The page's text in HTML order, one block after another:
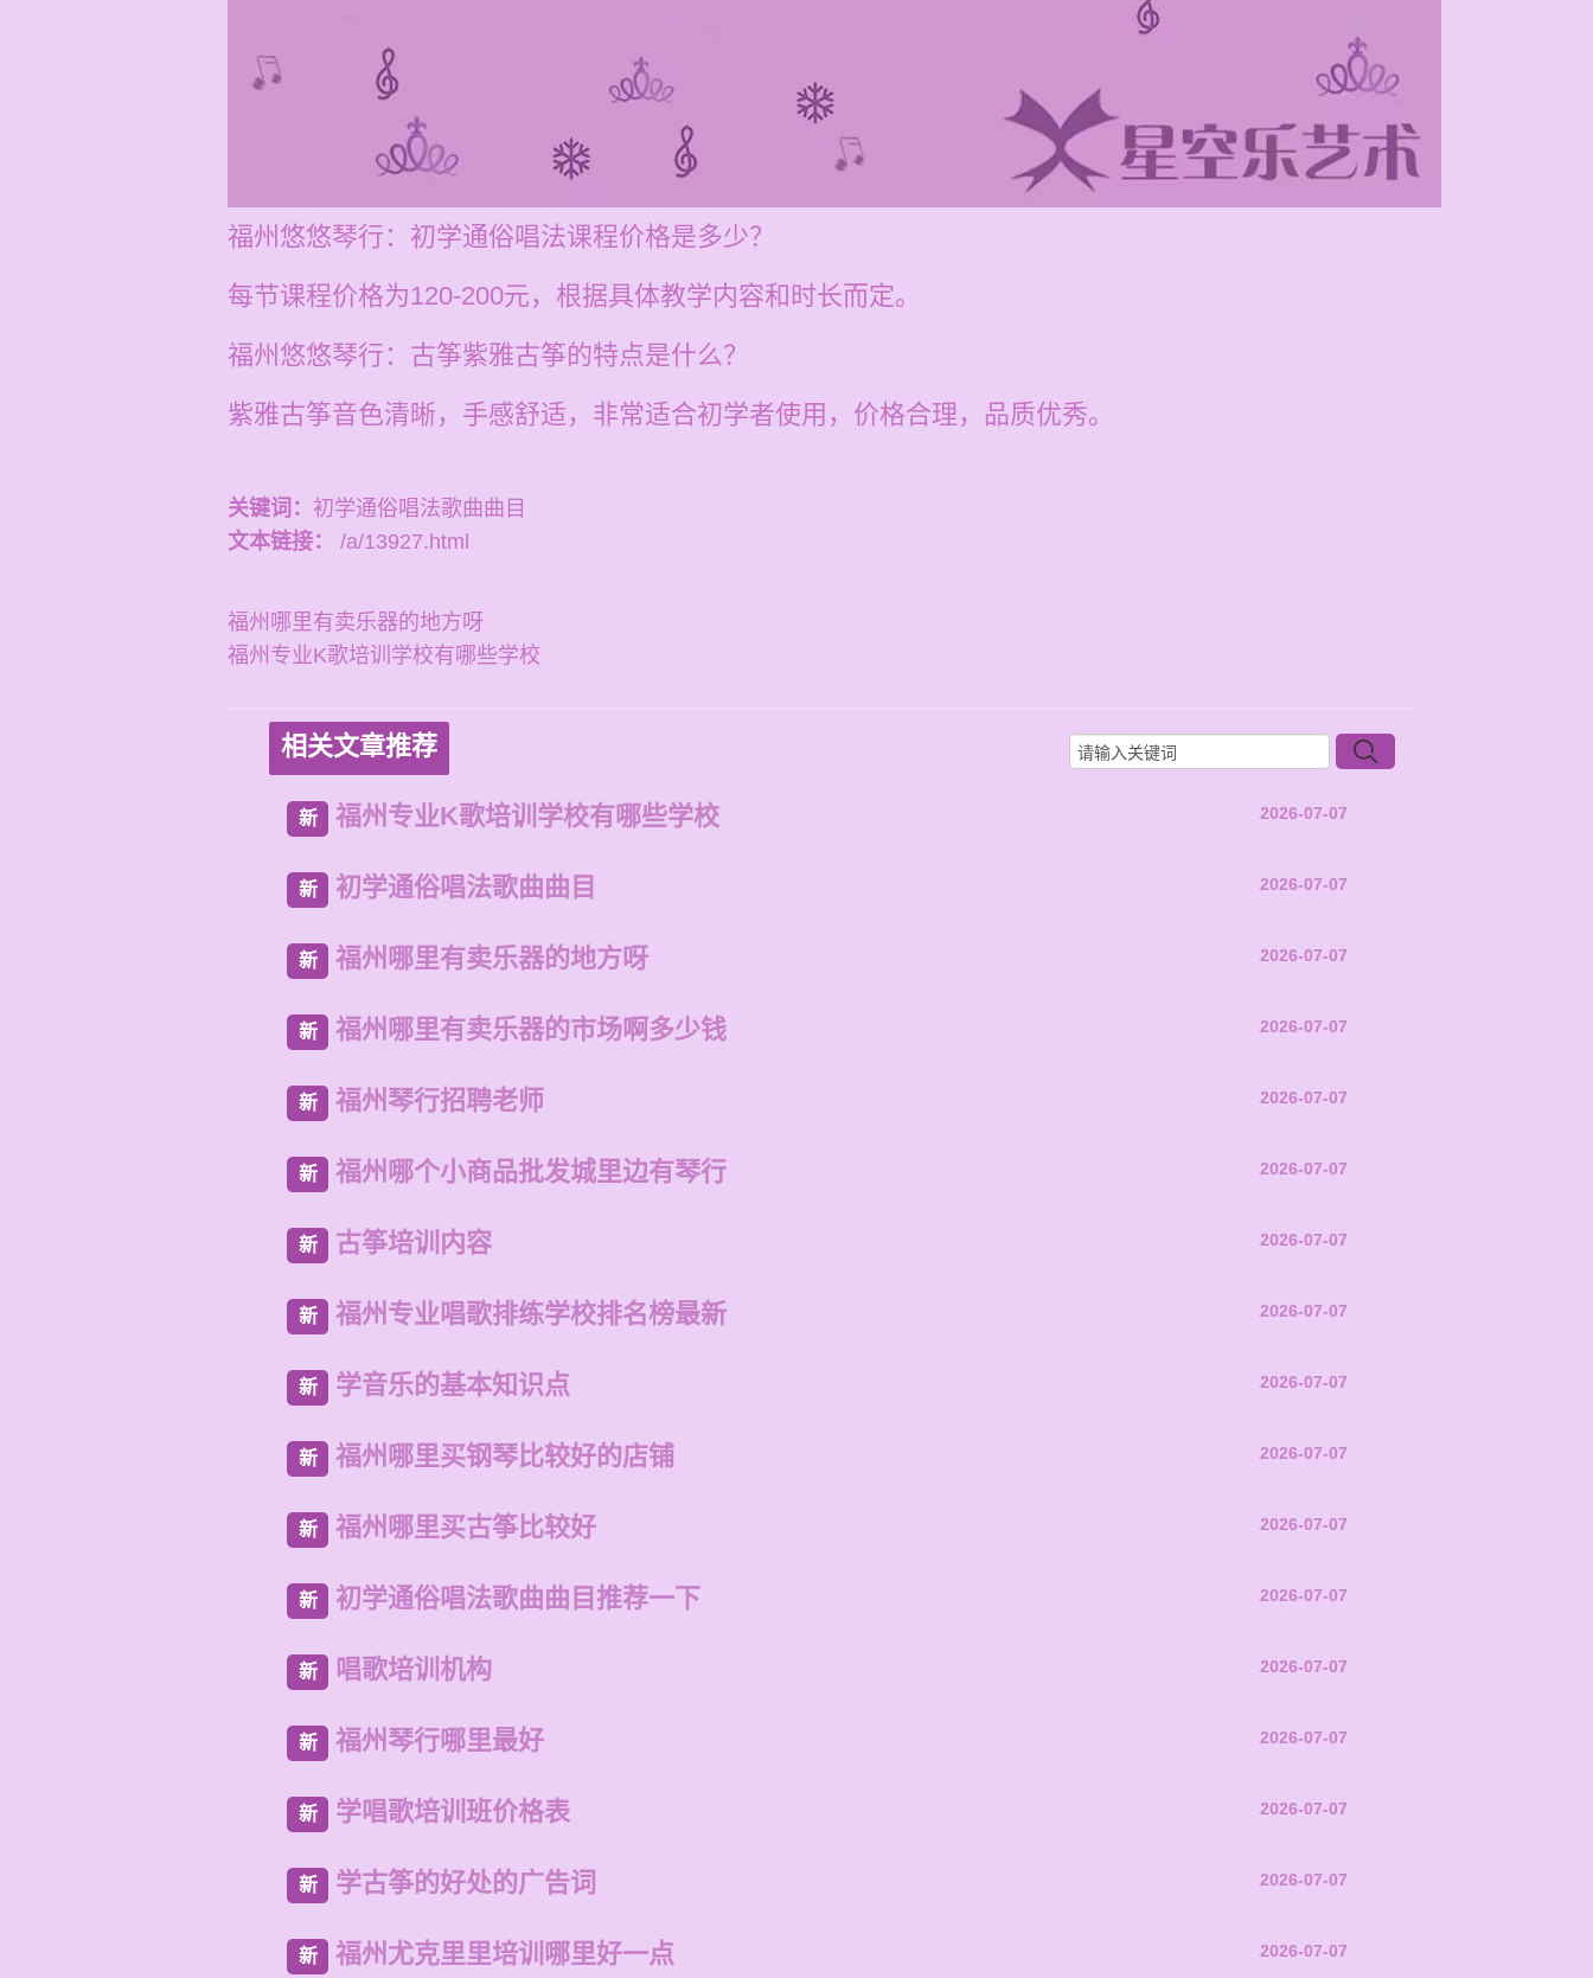
福州悠悠琴行：初学通俗唱法课程价格是多少？
每节课程价格为120-200元，根据具体教学内容和时长而定。
福州悠悠琴行：古筝紫雅古筝的特点是什么？
紫雅古筝音色清晰，手感舒适，非常适合初学者使用，价格合理，品质优秀。
关键词： 初学通俗唱法歌曲曲目
文本链接：
/a/13927.html
福州哪里有卖乐器的地方呀
福州专业K歌培训学校有哪些学校
相关文章推荐
新 福州专业K歌培训学校有哪些学校 2026-07-07
新 初学通俗唱法歌曲曲目 2026-07-07
新 福州哪里有卖乐器的地方呀 2026-07-07
新 福州哪里有卖乐器的市场啊多少钱 2026-07-07
新 福州琴行招聘老师 2026-07-07
新 福州哪个小商品批发城里边有琴行 2026-07-07
新 古筝培训内容 2026-07-07
新 福州专业唱歌排练学校排名榜最新 2026-07-07
新 学音乐的基本知识点 2026-07-07
新 福州哪里买钢琴比较好的店铺 2026-07-07
新 福州哪里买古筝比较好 2026-07-07
新 初学通俗唱法歌曲曲目推荐一下 2026-07-07
新 唱歌培训机构 2026-07-07
新 福州琴行哪里最好 2026-07-07
新 学唱歌培训班价格表 2026-07-07
新 学古筝的好处的广告词 2026-07-07
新 福州尤克里里培训哪里好一点 2026-07-07